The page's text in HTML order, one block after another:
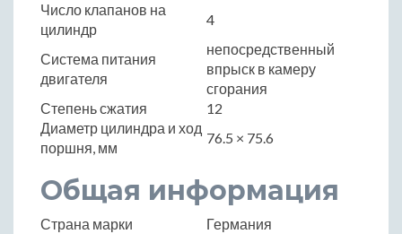
Число клапанов на
цилиндр
4
Система питания
двигателя
непосредственный
впрыск в камеру
сгорания
Степень сжатия
12
Диаметр цилиндра и ход
поршня, мм
76.5 × 75.6
Общая информация
Страна марки
Германия